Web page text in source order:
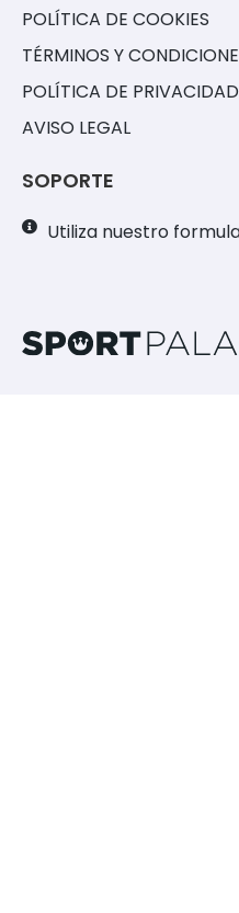
POLÍTICA DE COOKIES
TÉRMINOS Y
POLÍTICA DE PRIVACIDAD
AVISO LEGAL
SOPORTE
Utiliza nuestro